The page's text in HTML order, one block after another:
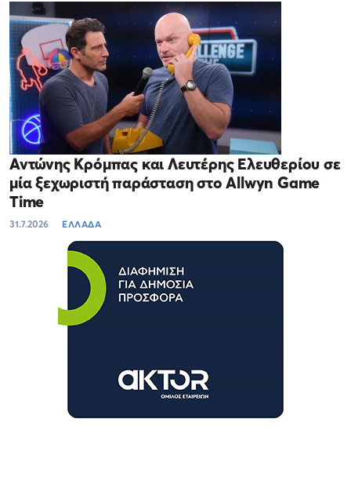
Αντώνης Κρόμπας και Λευτέρης Ελευθερίου σε
μία ξεχωριστή παράσταση στο Allwyn Game
Time
31.7.2026 ΕΛΛΑΔΑ